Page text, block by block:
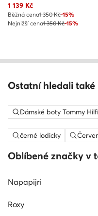
Aktuální cena
1 139 Kč
Běžná cena1 350 Kč-15%
Nejnižší cena1 350 Kč-15%
Ostatní hledali také
Dámské boty Tommy
černé lodicky
Oblíbené značky v
Napapijri
Roxy